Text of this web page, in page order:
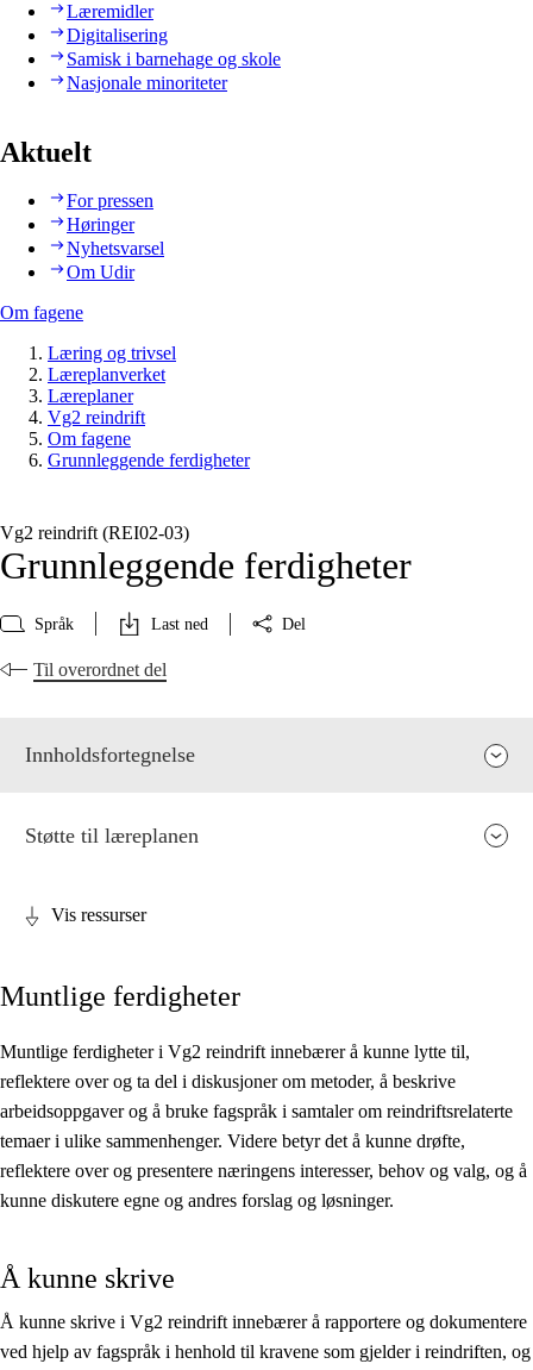
Læremidler
Digitalisering
Samisk i barnehage og skole
Nasjonale minoriteter
Aktuelt
For pressen
Høringer
Nyhetsvarsel
Om Udir
Om fagene
Læring og trivsel
Læreplanverket
Læreplaner
Vg2 reindrift
Om fagene
Grunnleggende ferdigheter
Vg2 reindrift (REI02‑03)
Grunnleggende ferdigheter
Språk Last ned Del
Til overordnet del
Innholdsfortegnelse
Kjerneelementer
Tverrfaglige temaer
Grunnleggende ferdigheter
Støtte til læreplanen
Vis ressurser
Muntlige ferdigheter
Muntlige ferdigheter i Vg2 reindrift innebærer å kunne lytte til,
reflektere over og ta del i diskusjoner om metoder, å beskrive
arbeidsoppgaver og å bruke fagspråk i samtaler om reindriftsrelaterte
temaer i ulike sammenhenger. Videre betyr det å kunne drøfte,
reflektere over og presentere næringens interesser, behov og valg, og å
kunne diskutere egne og andres forslag og løsninger.
Å kunne skrive
Å kunne skrive i Vg2 reindrift innebærer å rapportere og dokumentere
ved hjelp av fagspråk i henhold til kravene som gjelder i reindriften, og